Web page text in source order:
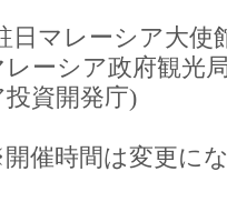
日マレーシア大使
レーシア政府観光
投資開発庁)
催時間は変更に